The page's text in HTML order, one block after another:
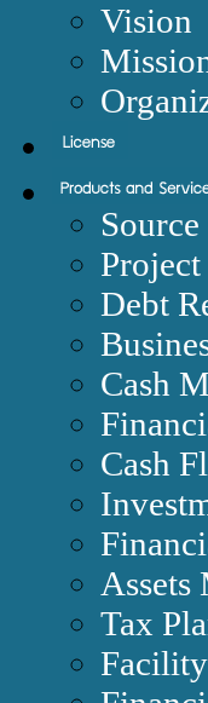
Vision
Project
Debt
Cash
Cash
Assets
Tax